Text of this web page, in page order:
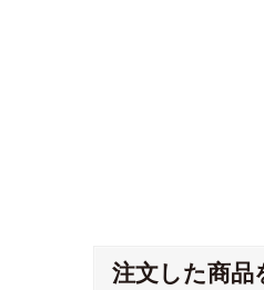
注文した商品